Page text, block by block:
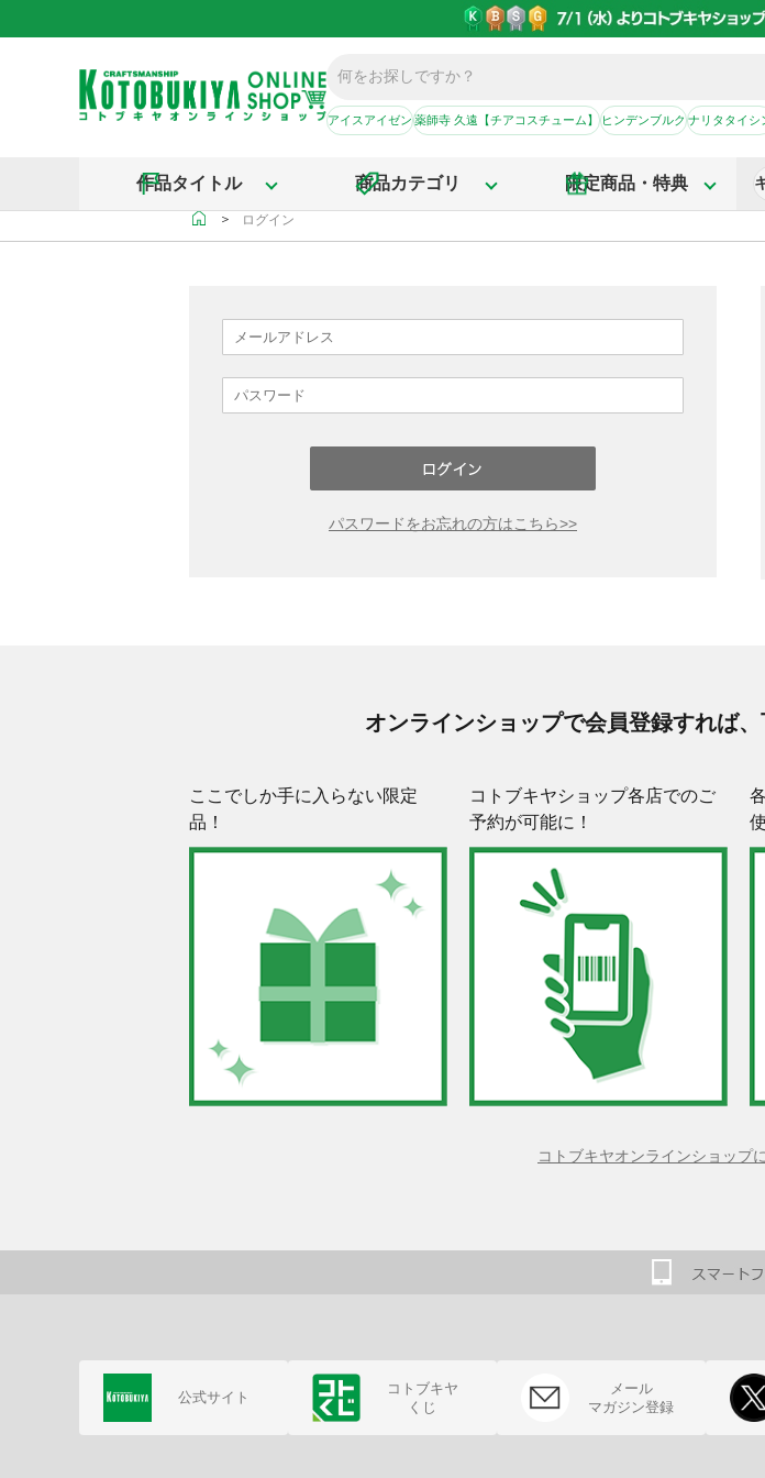
アイスアイゼン薬師寺 久遠【チアコスチューム】ヒンデンブルクナリタタイシ
作品タイトル 商品カテゴリ 限定商品・特典
＞ ログイン
パスワードをお忘れの方はこちら>>
オンラインショップで会員登録すれば
ここでしか手に入らない限定
品！
コトブキヤショップ各店でのご
予約が可能に！
コトブキヤオンラインショップ
公式サイト
コトブキヤ
くじ
メール
マガジン登録